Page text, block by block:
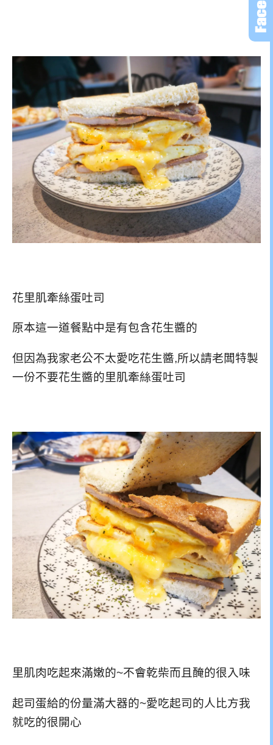
花里肌牽絲蛋吐司
原本這一道餐點中是有包含花生醬的
但因為我家老公不太愛吃花生醬,所以請老闆特製
一份不要花生醬的里肌牽絲蛋吐司
里肌肉吃起來滿嫩的~不會乾柴而且醃的很入味
起司蛋給的份量滿大器的~愛吃起司的人比方我
就吃的很開心